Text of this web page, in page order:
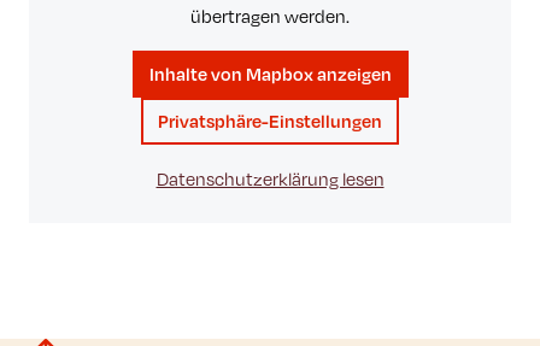
übertragen werden.
Inhalte von Mapbox anzeigen
Privatsphäre-Einstellungen
Datenschutzerklärung lesen